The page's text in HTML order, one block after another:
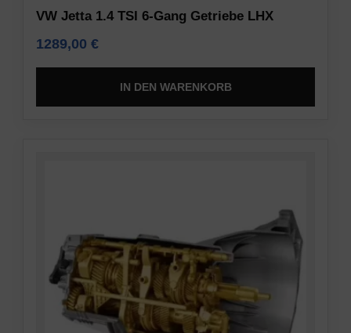
VW Jetta 1.4 TSI 6-Gang Getriebe LHX
1289,00 €
IN DEN WARENKORB